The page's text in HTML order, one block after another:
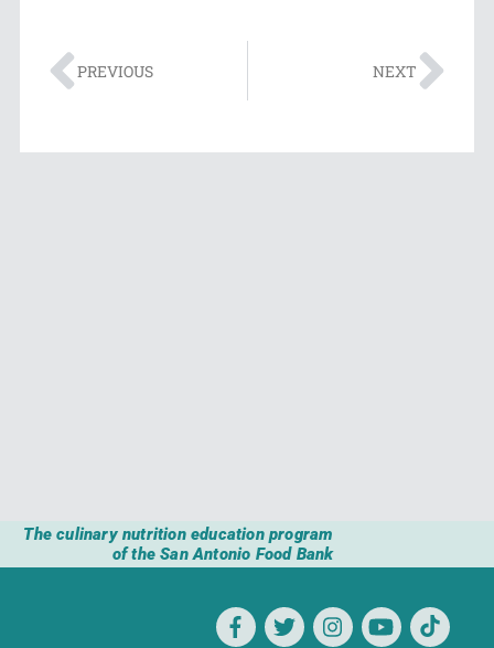
PREVIOUS NEXT
The culinary nutrition education program
of the San Antonio Food Bank